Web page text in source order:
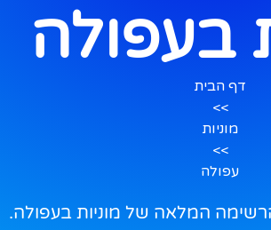
בעפולה
דף הבית
>>
מוניות
>>
עפולה
המלאה של מוניות בעפולה.